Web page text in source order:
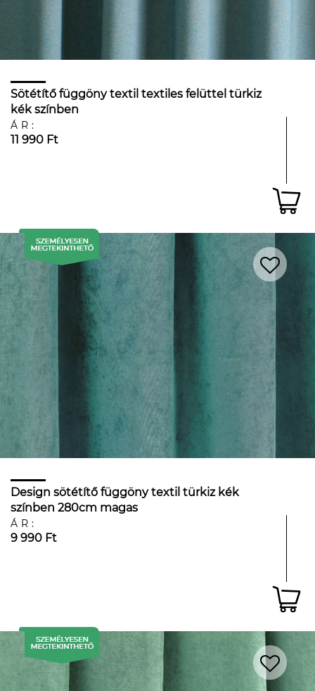
Sötétítő függöny textil textiles felüttel türkiz
kék színben
ÁR:
11 990 Ft
Design sötétítő függöny textil türkiz kék
színben 280cm magas
ÁR:
9 990 Ft